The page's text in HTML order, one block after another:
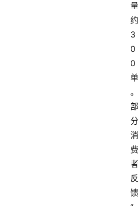
量
约
3
0
0
单
。
部
分
消
费
者
反
馈
“